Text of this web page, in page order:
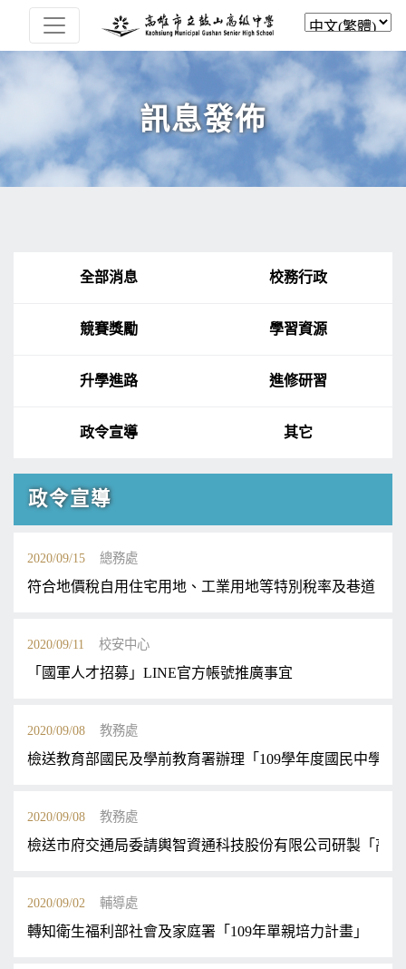
訊息發佈
全部消息 校務行政
競賽獎勵 學習資源
升學進路 進修研習
政令宣導 其它
政令宣導
2020/09/15 總務處
符合地價稅自用住宅用地、工業用地等特別稅率及巷道、
2020/09/11 校安中心
「國軍人才招募」LINE官方帳號推廣事宜
2020/09/08 教務處
檢送教育部國民及學前教育署辦理「109學年度國民中學教
2020/09/08 教務處
檢送市府交通局委請輿智資通科技股份有限公司研製「高
2020/09/02 輔導處
轉知衛生福利部社會及家庭署「109年單親培力計畫」